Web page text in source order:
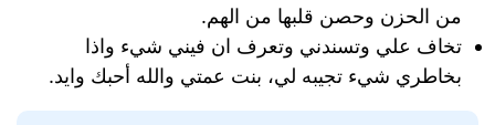
من الحزن وحصن قلبها من الهم.
تخاف علي وتسندني وتعرف ان فيني شيء واذا
بخاطري شيء تجيبه لي، بنت عمتي والله أحبك وايد.